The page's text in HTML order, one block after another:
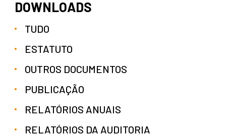
DOWNLOADS
TUDO
ESTATUTO
OUTROS DOCUMENTOS
PUBLICAÇÃO
RELATÓRIOS ANUAIS
RELATÓRIOS DA AUDITORIA